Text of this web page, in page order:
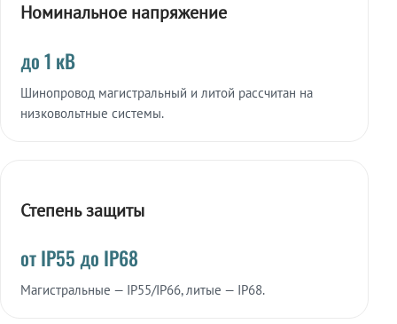
Номинальное напряжение
до 1 кВ
Шинопровод магистральный и литой рассчитан на
низковольтные системы.
Степень защиты
от IP55 до IP68
Магистральные — IP55/IP66, литые — IP68.